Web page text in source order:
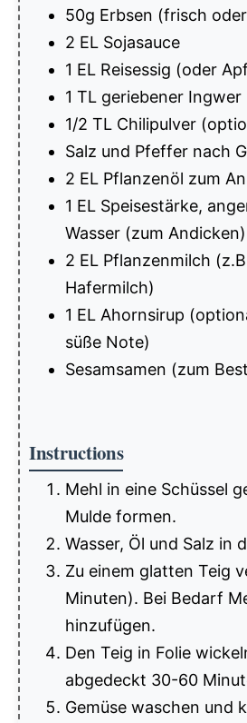
50g Erbsen (frisch
2 EL Sojasauce
1 EL Reisessig (oder
1 TL geriebener Ingwer
1/2 TL Chilipulver
Salz und Pfeffer nach
2 EL Pflanzenöl zum
1 EL Speisestärke,
Wasser (zum Andicken)
2 EL Pflanzenmilch
Hafermilch)
1 EL Ahornsirup
süße Note)
Sesamsamen (zum
Instructions
Mehl in eine Schüssel
Mulde formen.
Wasser, Öl und Salz in
Zu einem glatten Teig
Minuten). Bei Bedarf
hinzufügen.
Den Teig in Folie
abgedeckt 30-60
Gemüse waschen und